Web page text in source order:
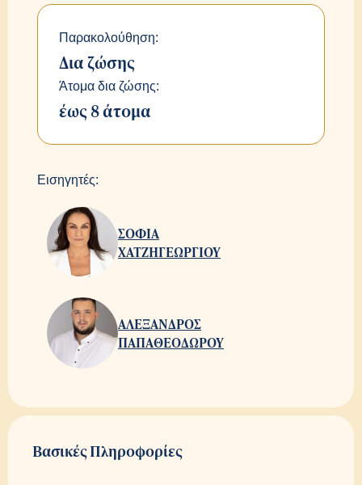
Παρακολούθηση:
Δια ζώσης
Άτομα δια ζώσης:
έως 8 άτομα
Εισηγητές:
ΣΟΦΙΑ
ΧΑΤΖΗΓΕΩΡΓΙΟΥ
ΑΛΕΞΑΝΔΡΟΣ
ΠΑΠΑΘΕΟΔΩΡΟΥ
Βασικές Πληροφορίες